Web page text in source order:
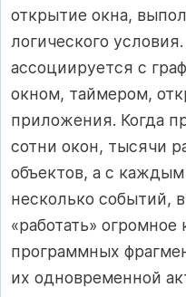
открытие окна,
логического
ассоциируется с
окном, таймером,
приложения. Когда
сотни окон, тысячи
объектов, а с
несколько событий,
«работать»
программных
их одновременной